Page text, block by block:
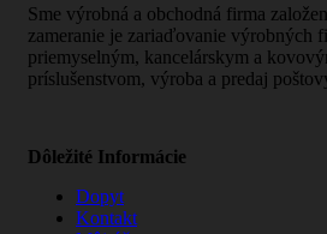
Sme výrobná a obchodná firma
zameranie je zariaďovanie výrobných
priemyselným, kancelárskym a
príslušenstvom, výroba a predaj
Dôležité Informácie
Dopyt
Kontakt